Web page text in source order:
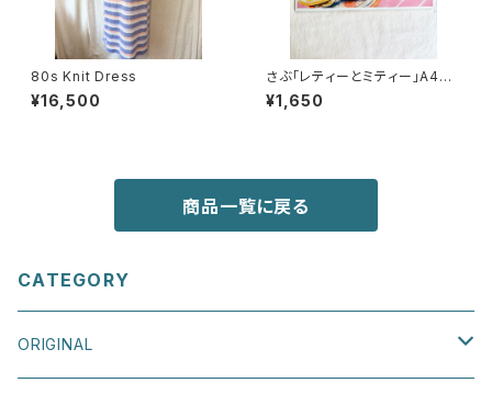
80s Knit Dress
¥16,500
さぶ「レティーとミティー」A4リ
ソグラフポスター
¥1,650
商品一覧に戻る
CATEGORY
ORIGINAL